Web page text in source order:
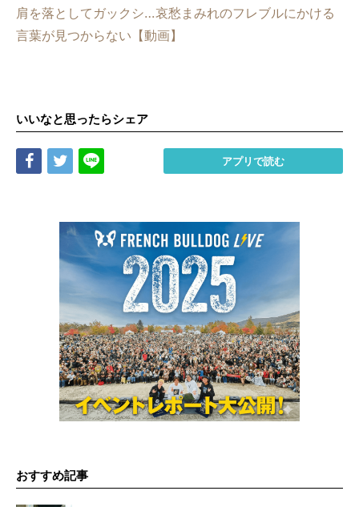
肩を落としてガックシ…哀愁まみれのフレブルにかける
言葉が見つからない【動画】
いいなと思ったらシェア
Share Tweet アプリで読む
おすすめ記事